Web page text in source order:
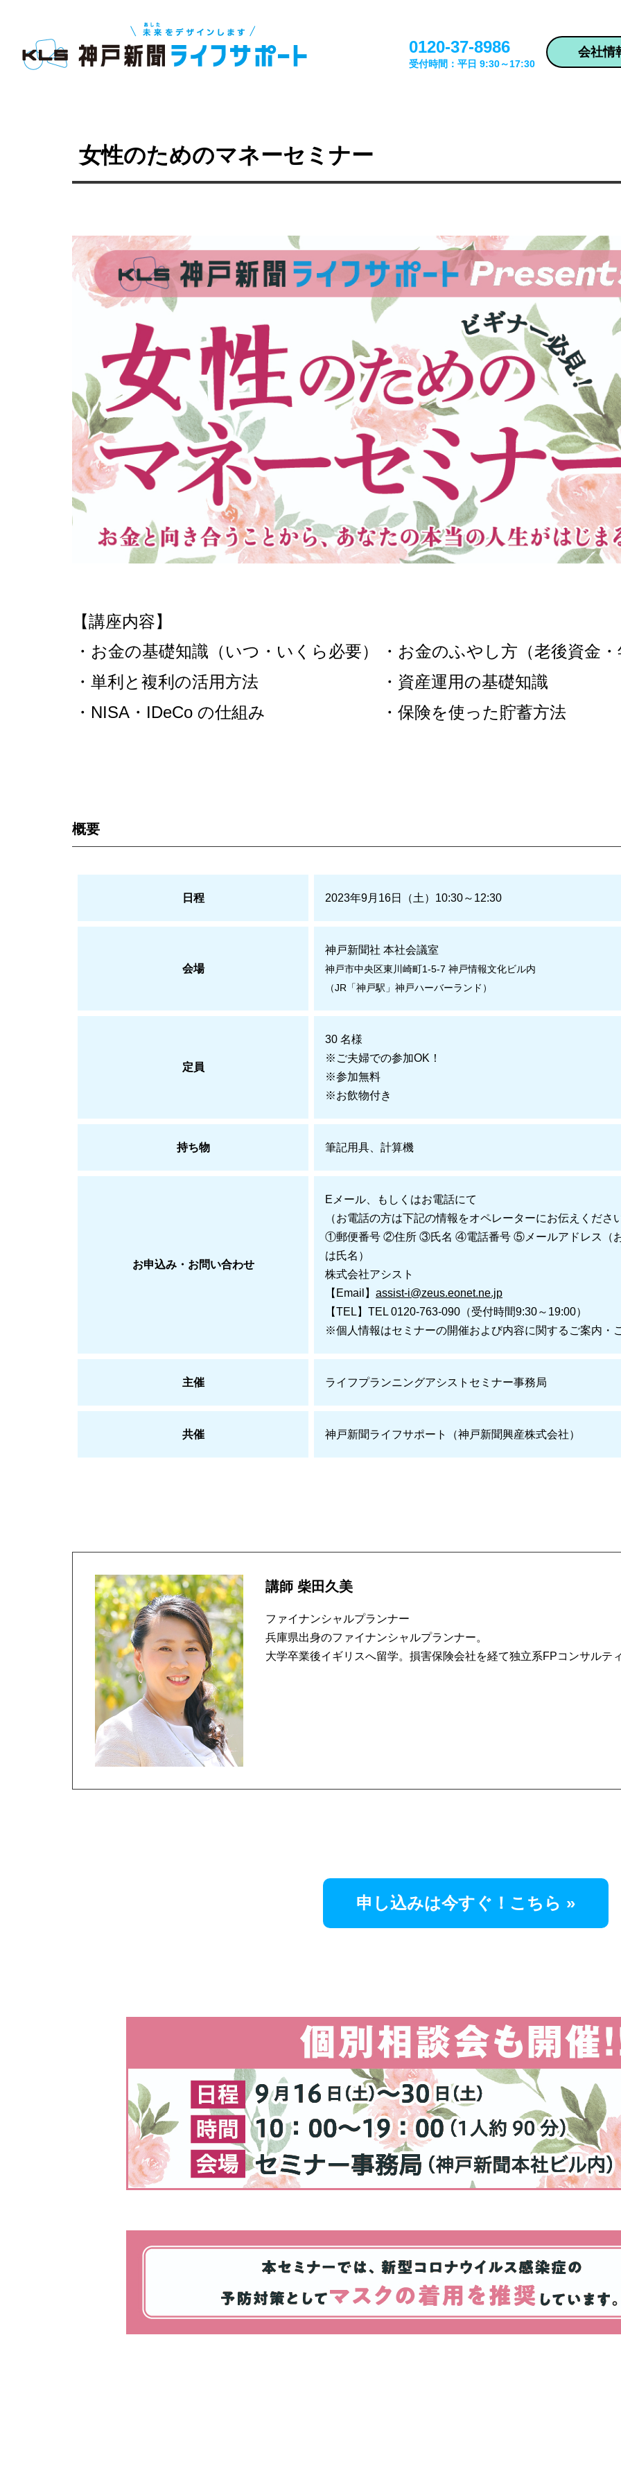
会社情
0120-37-8986
受付時間：平日 9:30～17:30
女性のためのマネーセミナー
【講座内容】
・お金の基礎知識（いつ・いくら必要）
・お金のふやし方（老後資金・
・単利と複利の活用方法
・資産運用の基礎知識
・NISA・IDeCo の仕組み
・保険を使った貯蓄方法
概要
日程 2023年9月16日（土）10:30～12:30
会場
神戸新聞社 本社会議室
神戸市中央区東川崎町1-5-7 神戸情報文化ビル内
（JR「神戸駅」神戸ハーバーランド）
定員
30 名様
※ご夫婦での参加OK！
※参加無料
※お飲物付き
持ち物 筆記用具、計算機
お申込み・お問い合わせ
Eメール、もしくはお電話にて
（お電話の方は下記の情報をオペレーターにお伝えくださ
①郵便番号 ②住所 ③氏名 ④電話番号 ⑤メールアドレス（
は氏名）
株式会社アシスト
【Email】 assist-i@zeus.eonet.ne.jp
【TEL】TEL 0120-763-090（受付時間9:30～19:00）
※個人情報はセミナーの開催および内容に関するご案内・
主催 ライフプランニングアシストセミナー事務局
共催 神戸新聞ライフサポート（神戸新聞興産株式会社）
講師 柴田久美
ファイナンシャルプランナー
兵庫県出身のファイナンシャルプランナー。
大学卒業後イギリスへ留学。損害保険会社を経て独立系FPコンサルテ
申し込みは今すぐ！こちら »